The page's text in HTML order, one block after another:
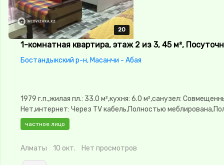
20
20
20
20
20
1-комнатная квартира, этаж 2 из 3, 45 м²,
Бостандыкский р-н, Масанчи - Абая
1979 г.п.,жилая пл.: 33.0 м²,кухня: 6.0 м²,санузел:
Нет,интернет: Через TV кабель,Полностью
меблирована,потолки: 2.95,паркинг: Рядом охраняемая
стоянка,Домофон,Неугловая,Улучшенная,Встроенная
частное лицо
Алматы 10 окт. Нет просмотров